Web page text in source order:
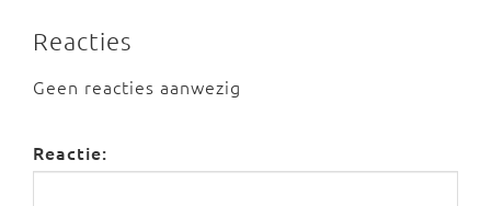
Reacties
Geen reacties aanwezig
Reactie: